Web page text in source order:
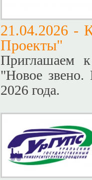
21.04.2026 -
Проекты"
Приглашаем
"Новое
2026 года.